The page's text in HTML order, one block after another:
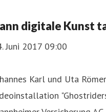
digitale Kunst
Juni 2017 09:00
Karl und Uta